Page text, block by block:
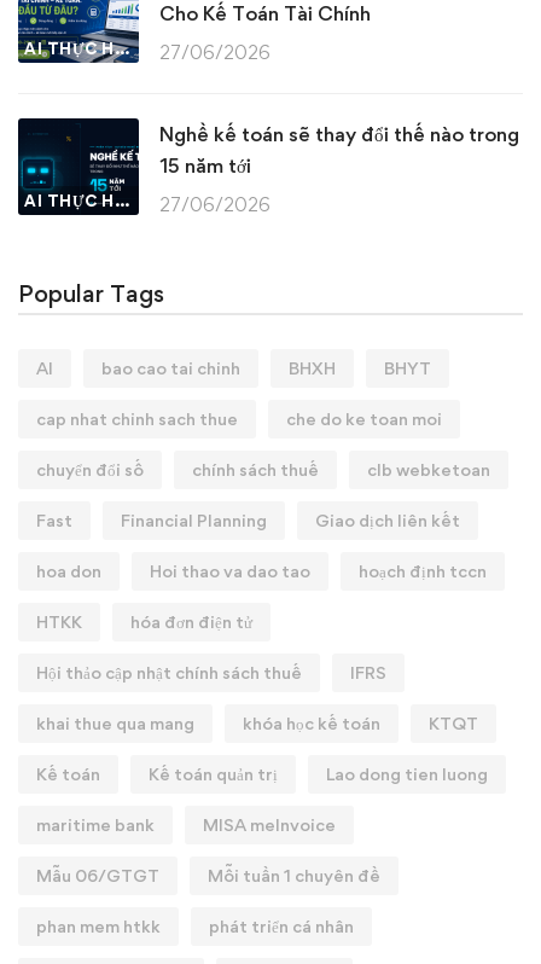
AI THỰC HÀNH
Cho Kế Toán Tài Chính
27/06/2026
AI THỰC HÀNH
Nghề kế toán sẽ thay đổi thế nào trong
15 năm tới
27/06/2026
Popular Tags
AI bao cao tai chinh BHXH BHYT
cap nhat chinh sach thue che do ke toan moi
chuyển đổi số chính sách thuế clb webketoan
Fast Financial Planning Giao dịch liên kết
hoa don Hoi thao va dao tao hoạch định tccn
HTKK hóa đơn điện tử
Hội thảo cập nhật chính sách thuế IFRS
khai thue qua mang khóa học kế toán KTQT
Kế toán Kế toán quản trị Lao dong tien luong
maritime bank MISA meInvoice
Mẫu 06/GTGT Mỗi tuần 1 chuyên đề
phan mem htkk phát triển cá nhân